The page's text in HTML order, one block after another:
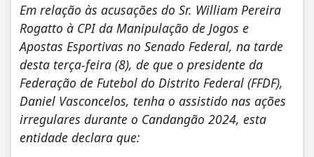
Em relação às acusações do Sr. William Pereira
Rogatto à CPI da Manipulação de Jogos e
Apostas Esportivas no Senado Federal, na tarde
desta terça-feira (8), de que o presidente da
Federação de Futebol do Distrito Federal (FFDF),
Daniel Vasconcelos, tenha o assistido nas ações
irregulares durante o Candangão 2024, esta
entidade declara que: